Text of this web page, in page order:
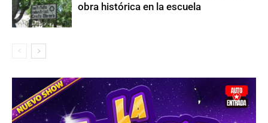
obra histórica en la escuela